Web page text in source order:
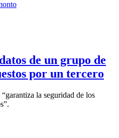
de un grupo de
por un tercero
la seguridad de los